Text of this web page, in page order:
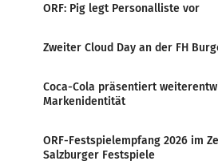
ORF: Pig legt Personalliste vor
Zweiter Cloud Day an der FH
Coca-Cola präsentiert
Markenidentität
ORF-Festspielempfang 2026 im
Salzburger Festspiele